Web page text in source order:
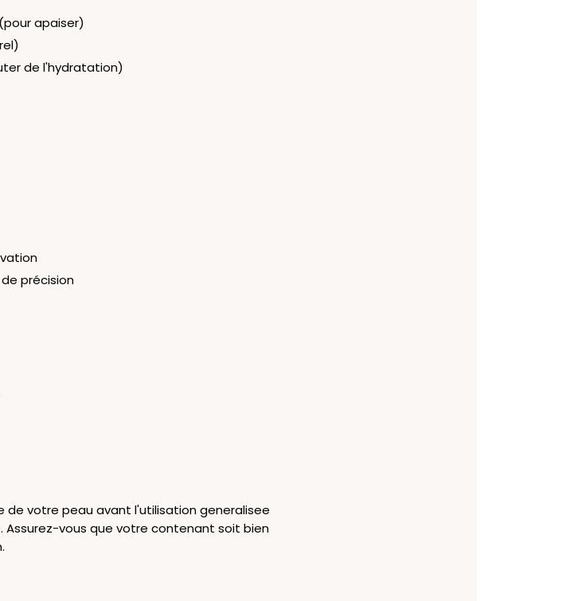
(pour apaiser)
de l'hydratation)
précision
de votre peau avant l'utilisation generalisee
vous que votre contenant soit bien